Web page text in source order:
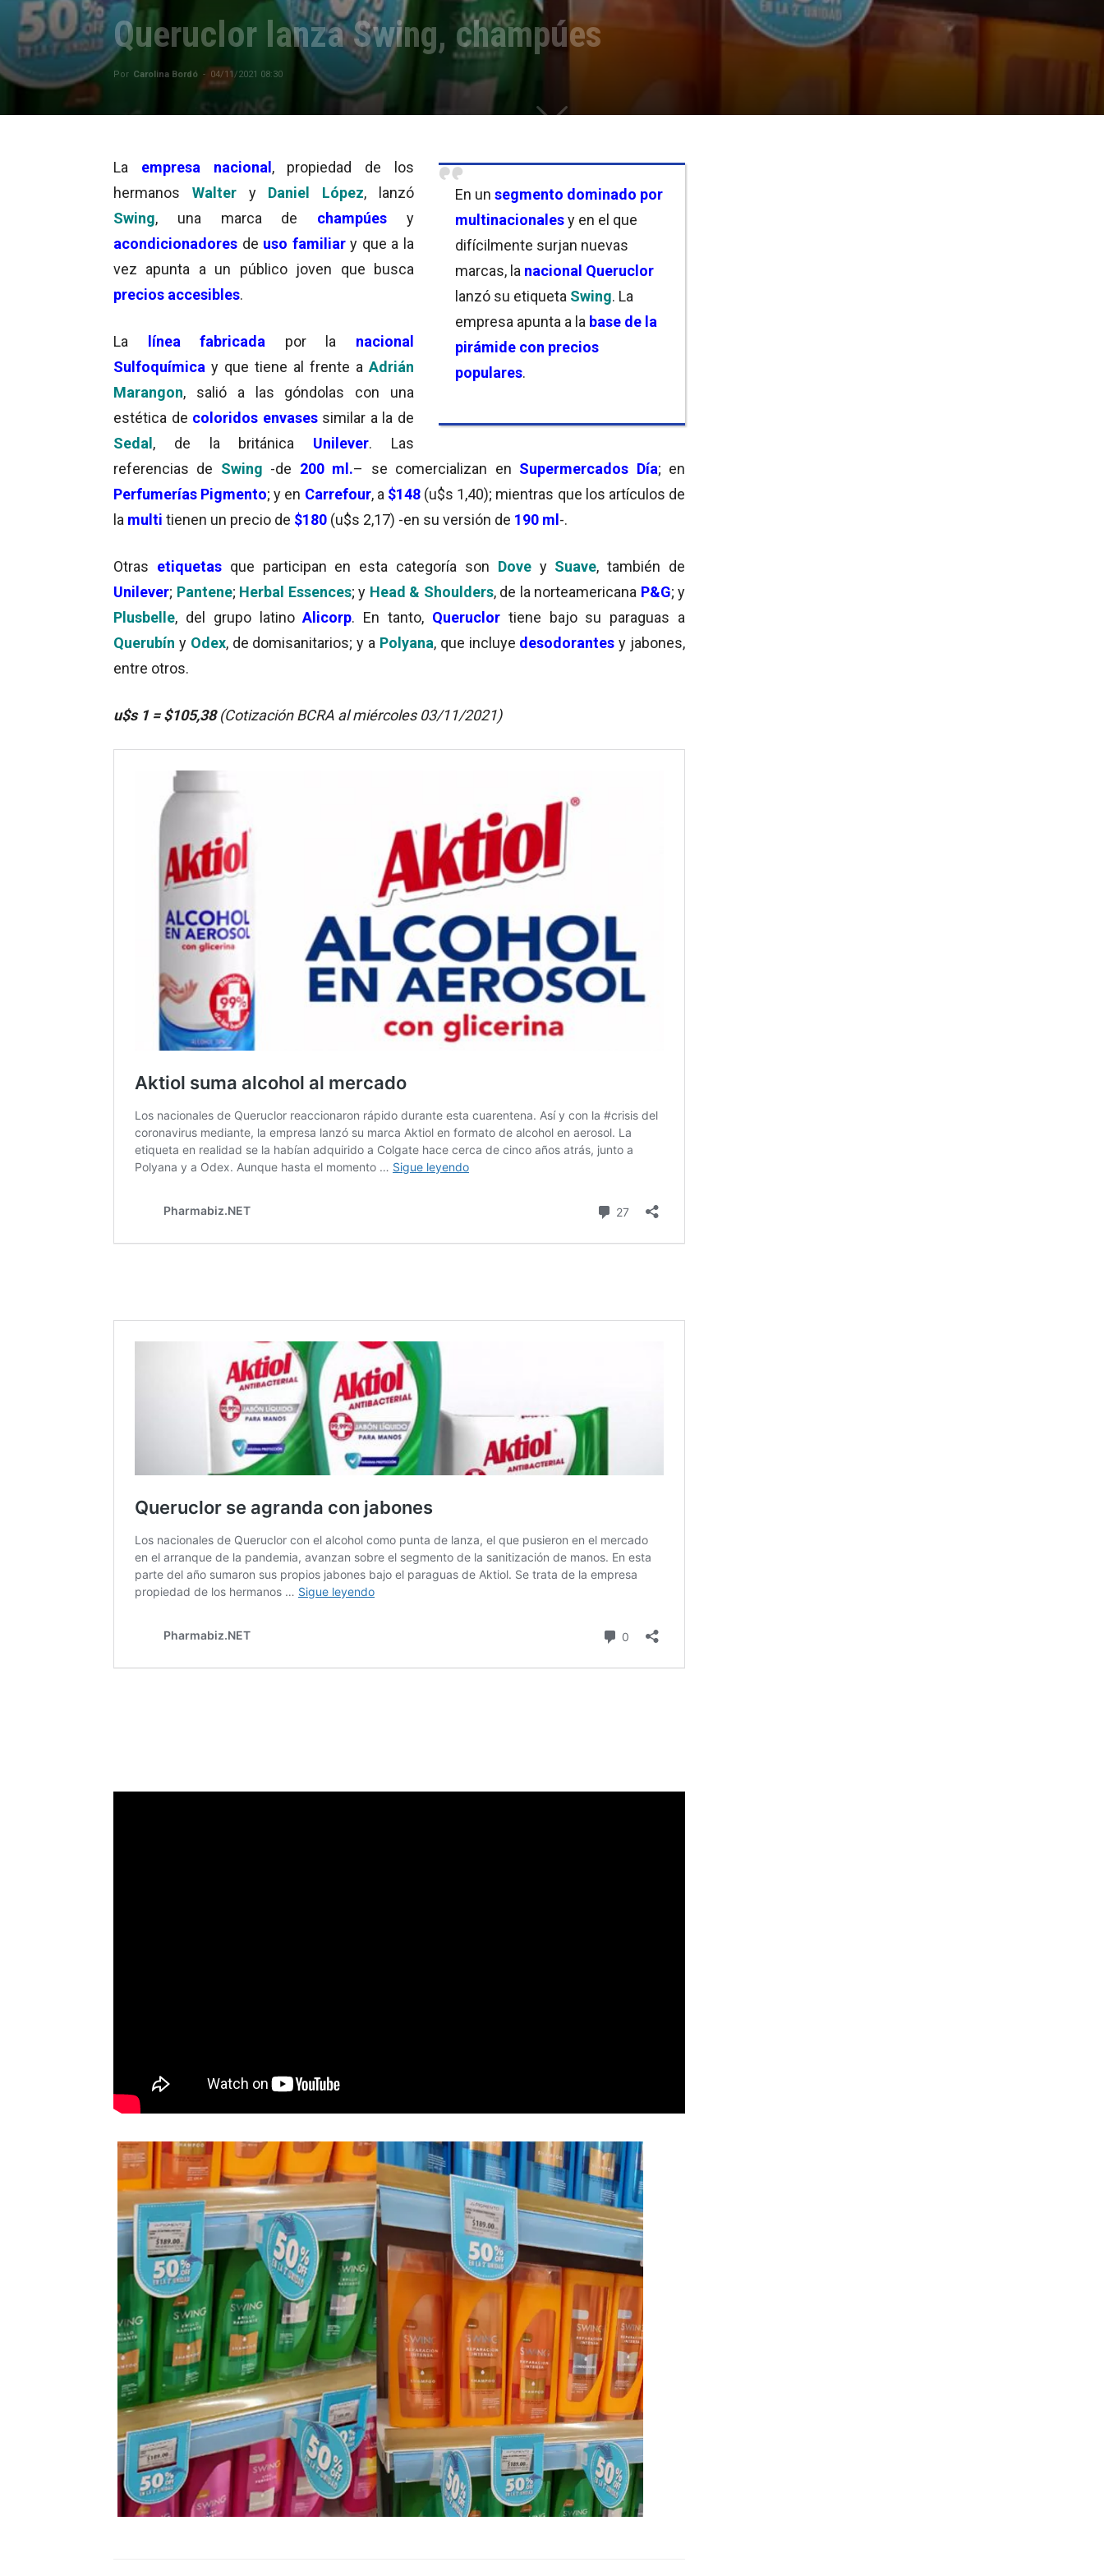
Queruclor lanza Swing, champúes
Por Carolina Bordó - 04/11/2021 08:30
En un segmento dominado por
multinacionalesy en el que
difícilmente surjan nuevas
marcas, la nacional Queruclor
lanzó su etiqueta Swing. La
empresa apunta a la base de la
pirámide con precios
populares.
La empresa nacional, propiedad de los
hermanos
Waltery Daniel López, lanzó
Swing, una marca de champúes y
acondicionadores de uso familiary que a la
vez apunta a un público joven que busca
precios accesibles.
La línea fabricada por la nacional
Sulfoquímica y que tiene al frente a Adrián
Marangon, salió a las góndolas con una
estética de coloridos envasessimilar a la de
Sedal, de la británica Unilever. Las
referencias de Swing -de 200 ml.– se comercializan en Supermercados Día; en
Perfumerías Pigmento; y en Carrefour, a $148(u$s 1,40); mientras que los artículos de
la multi tienen un precio de $180 (u$s 2,17) -en su versión de 190 ml-.
Otras etiquetasque participan en esta categoría son Dove y Suave, también de
Unilever; Pantene; Herbal Essences; y Head & Shoulders, de la norteamericana P&G; y
Plusbelle, del grupo latino Alicorp. En tanto, Queruclortiene bajo su paraguas a
Querubín yOdex, de domisanitarios; y a Polyana, que incluye desodorantes y jabones,
entre otros.
u$s 1 = $105,38(Cotización BCRA al miércoles 03/11/2021)